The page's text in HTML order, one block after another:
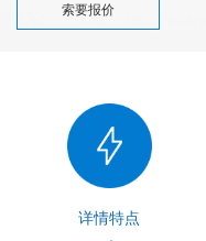
索要报价
详情特点